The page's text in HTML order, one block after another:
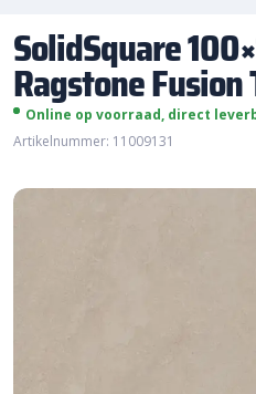
SolidSquare
Ragstone Fusion
Online op voorraad, direct
Artikelnummer: 11009131